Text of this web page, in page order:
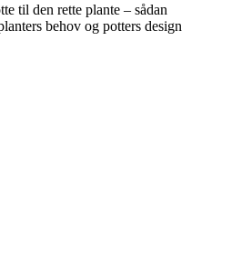
til den rette plante – sådan
behov og potters design